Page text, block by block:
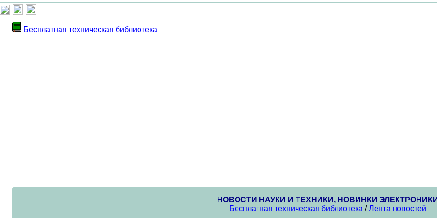
Бесплатная техническая библиотека
НОВОСТИ НАУКИ И ТЕХНИКИ, НОВИНКИ
Бесплатная техническая библиотека /Лента новостей